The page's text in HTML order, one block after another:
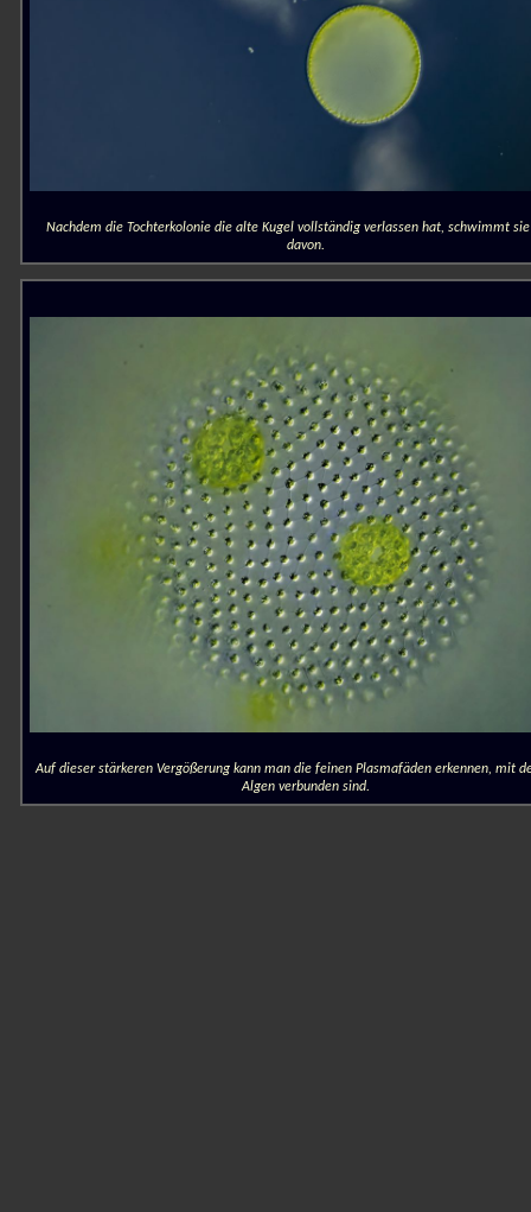
Nachdem die Tochterkolonie die alte Kugel vollständig verlassen hat, schwimmt
davon.
Auf dieser stärkeren Vergößerung kann man die feinen Plasmafäden erkennen, mit
Algen verbunden sind.